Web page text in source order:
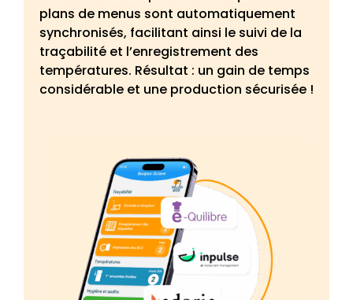
plans de menus sont automatiquement
synchronisés, facilitant ainsi le suivi de la
traçabilité et l’enregistrement des
températures. Résultat : un gain de temps
considérable et une production sécurisée !